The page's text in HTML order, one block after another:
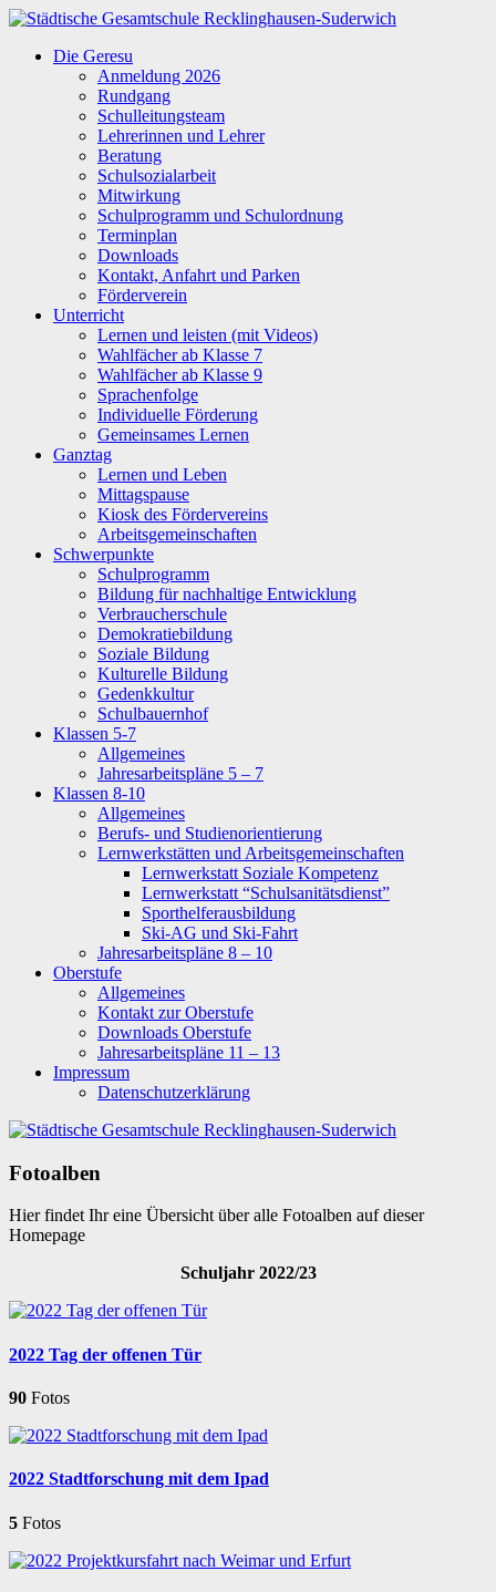
Zum
springen
Städtische
Gesamtschule
Recklinghausen-
Suderwich
Die Geresu
Anmeldung 2026
Rundgang
Schulleitungsteam
Lehrerinnen und Lehrer
Beratung
Schulsozialarbeit
Mitwirkung
Schulprogramm und Schulordnung
Terminplan
Downloads
Kontakt, Anfahrt und Parken
Förderverein
Unterricht
Lernen und leisten (mit Videos)
Wahlfächer ab Klasse 7
Wahlfächer ab Klasse 9
Sprachenfolge
Individuelle Förderung
Gemeinsames Lernen
Ganztag
Lernen und Leben
Mittagspause
Kiosk des Fördervereins
Arbeitsgemeinschaften
Schwerpunkte
Schulprogramm
Bildung für nachhaltige Entwicklung
Verbraucherschule
Demokratiebildung
Soziale Bildung
Kulturelle Bildung
Gedenkkultur
Schulbauernhof
Klassen 5-7
Allgemeines
Jahresarbeitspläne 5 – 7
Klassen 8-10
Allgemeines
Berufs- und Studienorientierung
Lernwerkstätten und Arbeitsgemeinschaften
Lernwerkstatt Soziale Kompetenz
Lernwerkstatt “Schulsanitätsdienst”
Sporthelferausbildung
Ski-AG und Ski-Fahrt
Jahresarbeitspläne 8 – 10
Oberstufe
Allgemeines
Kontakt zur Oberstufe
Downloads Oberstufe
Jahresarbeitspläne 11 – 13
Impressum
Datenschutzerklärung
Fotoalben
Hier findet Ihr eine Übersicht über alle Fotoalben auf dieser
Homepage
Schuljahr 2022/23
2022 Tag der offenen Tür
90 Fotos
2022 Stadtforschung mit dem Ipad
5 Fotos